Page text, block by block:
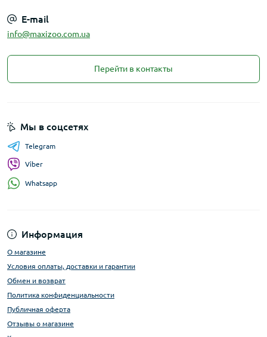
E-mail
info@maxizoo.com.ua
Перейти в контакты
Информация
О магазине
Условия оплаты, доставки и гарантии
Обмен и возврат
Политика конфиденциальности
Публичная оферта
Отзывы о магазине
Мы в соцсетях
Telegram
Viber
Whatsapp